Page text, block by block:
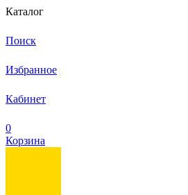
Каталог
Поиск
Избранное
Кабинет
0
Корзина